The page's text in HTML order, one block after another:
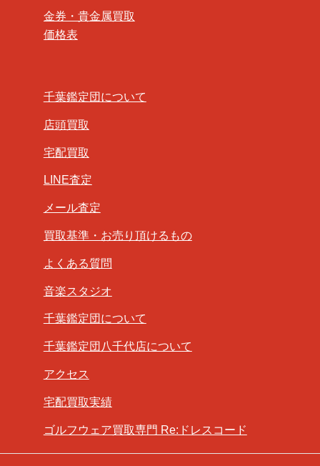
金券・貴金属買取
価格表
千葉鑑定団について
店頭買取
宅配買取
LINE査定
メール査定
買取基準・お売り頂けるもの
よくある質問
音楽スタジオ
千葉鑑定団について
千葉鑑定団八千代店について
アクセス
宅配買取実績
ゴルフウェア買取専門 Re:ドレスコード